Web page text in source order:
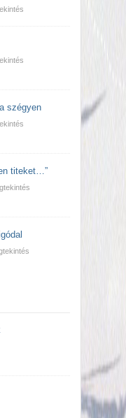
szégyen
titeket…”